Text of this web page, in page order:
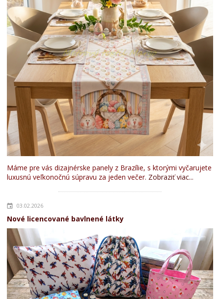
Máme pre vás dizajnérske panely z Brazílie, s ktorými vyčarujete
luxusnú veľkonočnú súpravu za jeden večer. Zobraziť viac...
03.02.2026
Nové licencované bavlnené látky